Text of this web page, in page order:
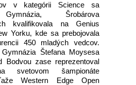
v kategórii Science sa
Šrobárova
kvalifikovala na Genius
Yorku, kde sa prebojovala
450 mladých vedcov.
Štefana Moysesa
Bodvou zase reprezentoval
svetovom šampionáte
Western Edge Open